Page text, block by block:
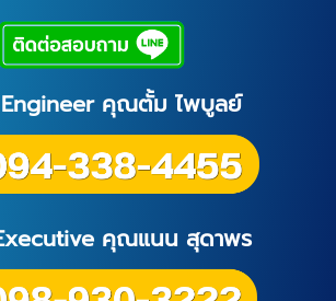
Engineer คุณตั้ม ไพบูลย์
คุณแนน สุดาพร